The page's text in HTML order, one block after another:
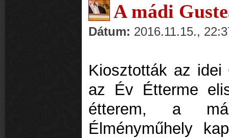
A mádi
Dátum: 2016.11.15.,
Kiosztották az idei
az Év Étterme
étterem, a
Élményműhely